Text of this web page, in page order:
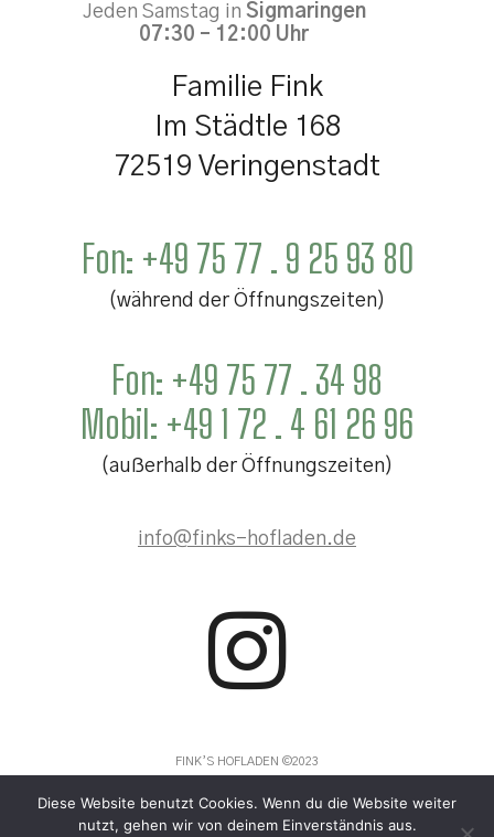
Jeden Samstag in Sigmaringen
07:30 – 12:00 Uhr
Familie Fink
Im Städtle 168
72519 Veringenstadt
Fon: +49 75 77 . 9 25 93 80
(während der Öffnungszeiten)
Fon: +49 75 77 . 34 98
Mobil: +49 1 72 . 4 61 26 96
(außerhalb der Öffnungszeiten)
info@finks-hofladen.de
FINK’S HOFLADEN ©2023
Diese Website benutzt Cookies. Wenn du die Website weiter
nutzt, gehen wir von deinem Einverständnis aus.